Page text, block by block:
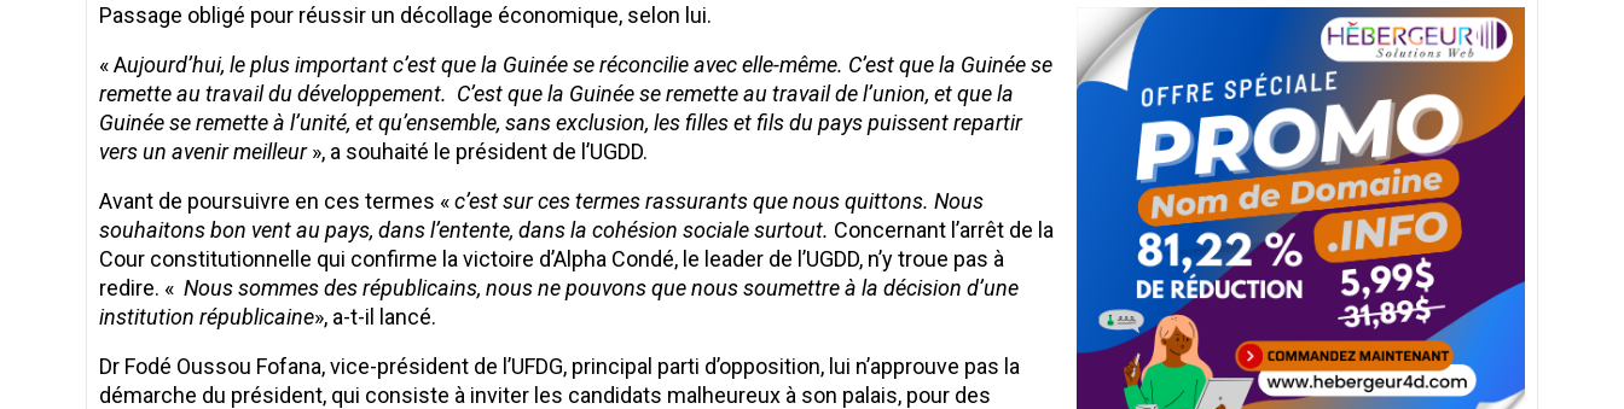
Passage obligé pour réussir un décollage économique, selon lui.
« Aujourd’hui, le plus important c’est que la Guinée se réconcilie avec elle-même. C’est que la Guinée se
remette au travail du développement. C’est que la Guinée se remette au travail de l’union, et que la
Guinée se remette à l’unité, et qu’ensemble, sans exclusion, les filles et fils du pays puissent repartir
vers un avenir meilleur», a souhaité le président de l’UGDD.
Avant de poursuivre en ces termes «c’est sur ces termes rassurants que nous quittons. Nous
souhaitons bon vent au pays, dans l’entente, dans la cohésion sociale surtout. Concernant l’arrêt de la
Cour constitutionnelle qui confirme la victoire d’Alpha Condé, le leader de l’UGDD, n’y troue pas à
redire. « Nous sommes des républicains, nous ne pouvons que nous soumettre à la décision d’une
institution républicaine», a-t-il lancé.
Dr Fodé Oussou Fofana, vice-président de l’UFDG, principal parti d’opposition, lui n’approuve pas la
démarche du président, qui consiste à inviter les candidats malheureux à son palais, pour des